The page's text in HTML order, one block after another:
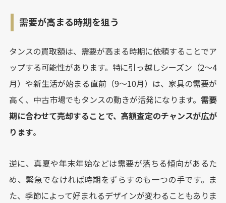
需要が高まる時期を狙う
タンスの買取額は、需要が高まる時期に依頼することでア
ップする可能性があります。特に引っ越しシーズン（2〜4
月）や新生活が始まる直前（9〜10月）は、家具の需要が
高く、中古市場でもタンスの動きが活発になります。 需要
期に合わせて売却することで、高額査定のチャンスが広が
ります。
逆に、真夏や年末年始などは需要が落ちる傾向があるた
め、緊急でなければ時期をずらすのも一つの手です。ま
た、季節によって好まれるデザインが変わることもありま